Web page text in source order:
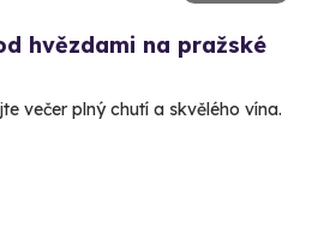
hvězdami na pražské
večer plný chutí a skvělého vína.